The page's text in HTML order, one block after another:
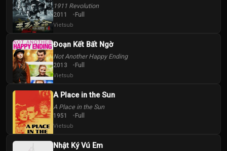
1911 Revolution
2011 Full
Vietsub
Đoạn Kết Bất Ngờ
Not Another Happy Ending
2013 Full
Vietsub
A Place in the Sun
A Place in the Sun
1951 Full
Vietsub
Nhật Ký Vú Em